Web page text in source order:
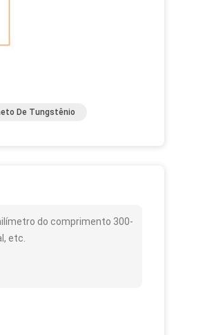
De Tungstênio
do comprimento 300-
etc.